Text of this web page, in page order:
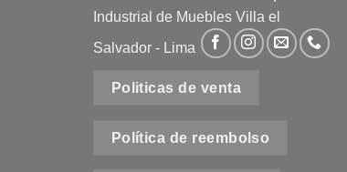
Industrial de Muebles Villa el
Salvador - Lima
Politicas de venta
Política de reembolso